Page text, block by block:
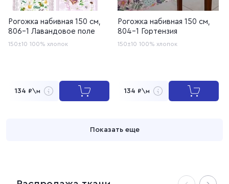
Рогожка набивная 150 см,
806-1 Лавандовое поле
150±10 100% хлопок
134 ₽\м
Рогожка набивная 150 см,
804-1 Гортензия
150±10 100% хлопок
134 ₽\м
Показать еще